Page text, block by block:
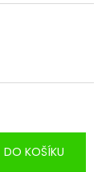
DO KOŠÍKU